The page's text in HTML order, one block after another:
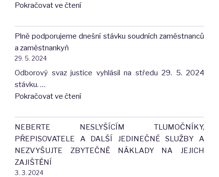
Pokračovat ve čtení"Připomínky
JTP
k
zákona
dalšího
vzdělávání"
Plně podporujeme dnešní stávku soudních zaměstnanců
a zaměstnankyň
29. 5. 2024
Odborový svaz justice vyhlásil na středu 29. 5. 2024
stávku. …
Pokračovat ve čtení"Plně
dnešní
stávku
soudních
zaměstnanců
NEBERTE NESLYŠÍCÍM TLUMOČNÍKY,
PŘEPISOVATELE A DALŠÍ JEDINEČNÉ SLUŽBY A
NEZVYŠUJTE ZBYTEČNĚ NÁKLADY NA JEJICH
ZAJIŠTĚNÍ
3. 3. 2024